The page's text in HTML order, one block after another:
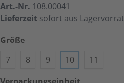
Art.-Nr. 108.00041
Lieferzeit sofort aus Lagervorrat
Größe
7
8 9 10
11